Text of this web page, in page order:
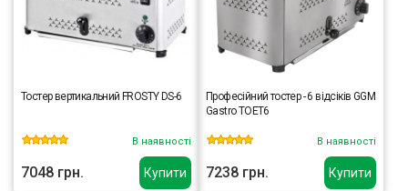
Купити
Тостер вертикальний FROSTY DS-6
В наявності
7048 грн. Купити
Професійний тостер - 6 відсіків GGM
Gastro TOET6
В наявності
7238 грн.